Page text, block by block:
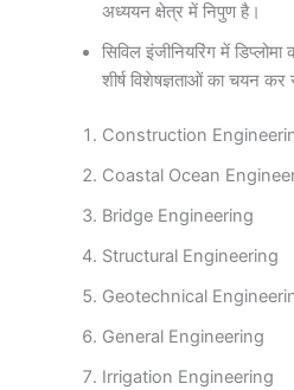
अध्ययन क्षेत्र में निपुण है।
सिविल इंजीनियरिंग में
शीर्ष विशेषज्ञताओं का चयन
Construction
Coastal Ocean
Bridge Engineering
Structural Engineering
Geotechnical
General Engineering
Irrigation Engineering